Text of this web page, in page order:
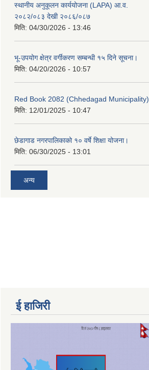
स्थानीय अनुकूलन कार्ययोजना (LAPA) आ.व.
२०८२/०८३ देखी २०८६/०८७
मिति: 04/30/2026 - 13:46
भू-उपयोग क्षेत्र वर्गीकरण सम्बन्धी १५ दिने सूचना।
मिति: 04/20/2026 - 10:57
Red Book 2082 (Chhedagad Municipality)
मिति: 12/01/2025 - 10:47
छेडागाड नगरपालिकाको १० वर्षे शिक्षा योजना।
मिति: 06/30/2025 - 13:01
अन्य
ई हाजिरी